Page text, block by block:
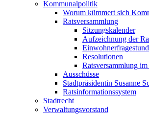
Kommunalpolitik
Worum kümmert sich
Ratsversammlung
Sitzungskalender
Aufzeichnung der
Resolutionen
Ratsversammlung
Ausschüsse
Stadtpräsidentin Susanne
Ratsinformationssystem
Stadtrecht
Verwaltungsvorstand